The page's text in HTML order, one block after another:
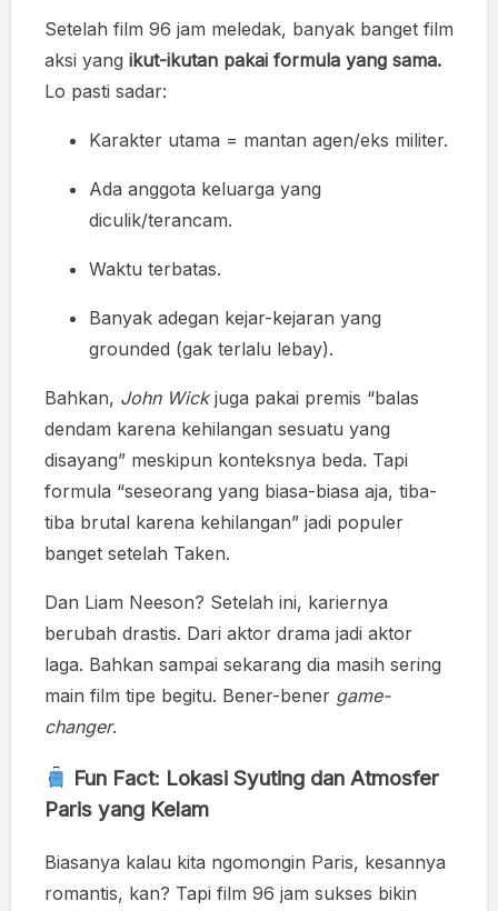
Setelah film 96 jam meledak, banyak banget film
aksi yang ikut-ikutan pakai formula yang sama.
Lo pasti sadar:
Karakter utama = mantan agen/eks militer.
Ada anggota keluarga yang
diculik/terancam.
Waktu terbatas.
Banyak adegan kejar-kejaran yang
grounded (gak terlalu lebay).
Bahkan, John Wickjuga pakai premis “balas
dendam karena kehilangan sesuatu yang
disayang” meskipun konteksnya beda. Tapi
formula “seseorang yang biasa-biasa aja, tiba-
tiba brutal karena kehilangan” jadi populer
banget setelah Taken.
Dan Liam Neeson? Setelah ini, kariernya
berubah drastis. Dari aktor drama jadi aktor
laga. Bahkan sampai sekarang dia masih sering
main film tipe begitu. Bener-bener game-
changer.
Fun Fact: Lokasi Syuting dan Atmosfer
Paris yang Kelam
Biasanya kalau kita ngomongin Paris, kesannya
romantis, kan? Tapi film 96 jam sukses bikin